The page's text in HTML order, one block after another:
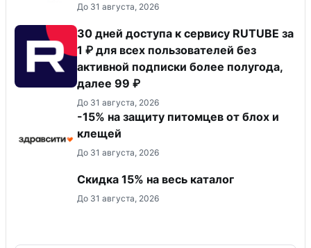
До 31 августа, 2026
30 дней доступа к сервису RUTUBE за
1 ₽ для всех пользователей без
активной подписки более полугода,
далее 99 ₽
До 31 августа, 2026
-15% на защиту питомцев от блох и
клещей
До 31 августа, 2026
Скидка 15% на весь каталог
До 31 августа, 2026